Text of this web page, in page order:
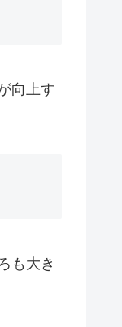
向上す
も大き